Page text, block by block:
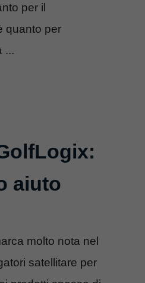
per il
quanto per
...
aiuto
molto nota nel
satellitare per